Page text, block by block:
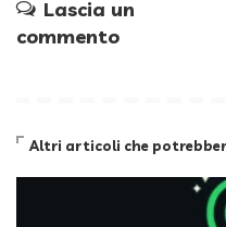
Lascia un
commento
Altri articoli che